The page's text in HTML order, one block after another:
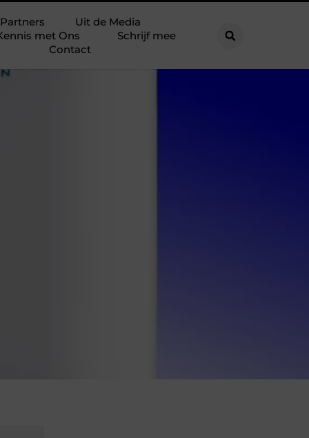
Partners
Uit de Media
met Ons
Schrijf mee
Contact